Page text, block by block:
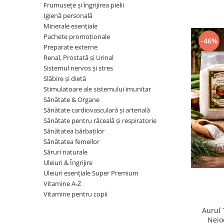
GOODWILL
HERBAL SWISS
HERBIOVIT
HERBS OF HEAVEN
LOT OF HERB
Nature Cookta
Frumusețe și îngrijirea pielii
Igienă personală
Minerale esențiale
Pachete promoționale
Preparate externe
Renal, Prostată şi Urinal
Sistemul nervos și stres
Slăbire și dietă
Stimulatoare ale sistemului imunitar
Sănătate & Organe
Sănătate cardiovasculară și arterială
Sănătate pentru răceală și respiratorie
Sănătatea bărbaților
Sănătatea femeilor
Săruri naturale
Uleiuri & Îngrijire
Uleiuri esenţiale Super Premium
Vitamine A-Z
Vitamine pentru copii
-46%
Aurul